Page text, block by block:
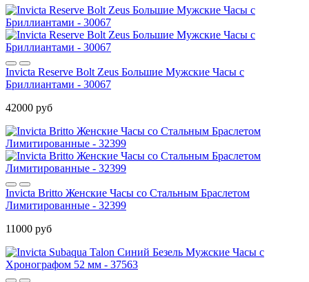
Invicta Reserve Bolt Zeus Большие Мужские Часы с
Бриллиантами - 30067
42000 руб
Invicta Britto Женские Часы со Стальным Браслетом
Лимитированные - 32399
11000 руб